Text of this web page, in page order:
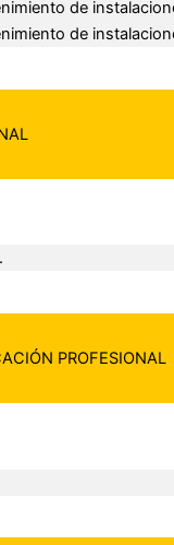
de
de
PROFESIONAL